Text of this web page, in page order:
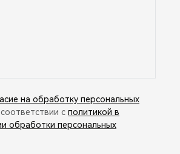
на обработку персональных
с политикой в
обработки персональных